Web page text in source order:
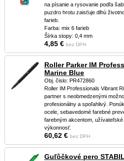
na písanie a rysovanie podľa
puzdro hrotu zaisťuje dlhú
farieb.
Farba: mix 6 farieb
Šírka stopy: 0,4 mm
4,85 € bez DPH
Roller Parker IM
Marine Blue
Obj. čislo: PR472860
Roller IM Professionals Vibrant
partner s neobmedzenými
profesionálny a spoľahlivý.
ocele, sebavedomé farebné
farebným akcentom, užívateľské
výkonnosť.
60,62 € bez DPH
Guľôčkové pero